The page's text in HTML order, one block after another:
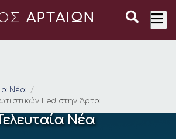
ΑΡΤΑΙΩΝ
έργο
Νέα
Led στην Άρτα
Νέα